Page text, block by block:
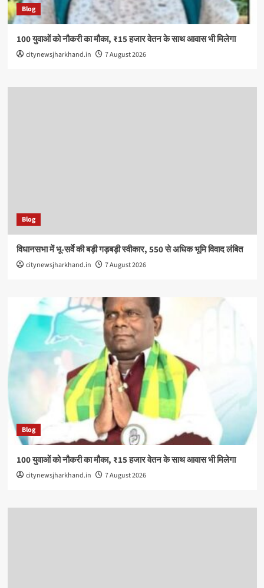
Blog
100 युवाओं को नौकरी का मौका, ₹15 हजार वेतन के साथ आवास भी मिलेगा
citynewsjharkhand.in 7 August 2026
Blog
विधानसभा में भू-सर्वे की बड़ी गड़बड़ी स्वीकार, 550 से अधिक भूमि विवाद लंबित
citynewsjharkhand.in 7 August 2026
Blog
100 युवाओं को नौकरी का मौका, ₹15 हजार वेतन के साथ आवास भी मिलेगा
citynewsjharkhand.in 7 August 2026